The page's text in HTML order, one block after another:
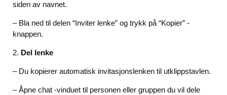
siden av navnet.
– Bla ned til delen “Inviter lenke” og trykk på “Kopier” -
knappen.
2. Del lenke
– Du kopierer automatisk invitasjonslenken til utklippstavlen.
– Åpne chat -vinduet til personen eller gruppen du vil dele